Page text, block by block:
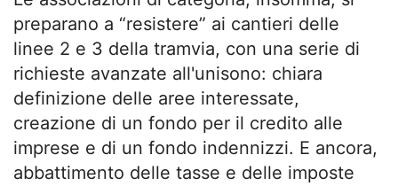
preparano a “resistere” ai cantieri delle
linee 2 e 3 della tramvia, con una serie di
richieste avanzate all'unisono: chiara
definizione delle aree interessate,
creazione di un fondo per il credito alle
imprese e di un fondo indennizzi. E ancora,
abbattimento delle tasse e delle imposte